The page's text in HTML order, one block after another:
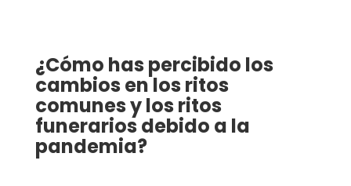
¿Cómo has percibido los
cambios en los ritos
comunes y los ritos
funerarios debido a la
pandemia?